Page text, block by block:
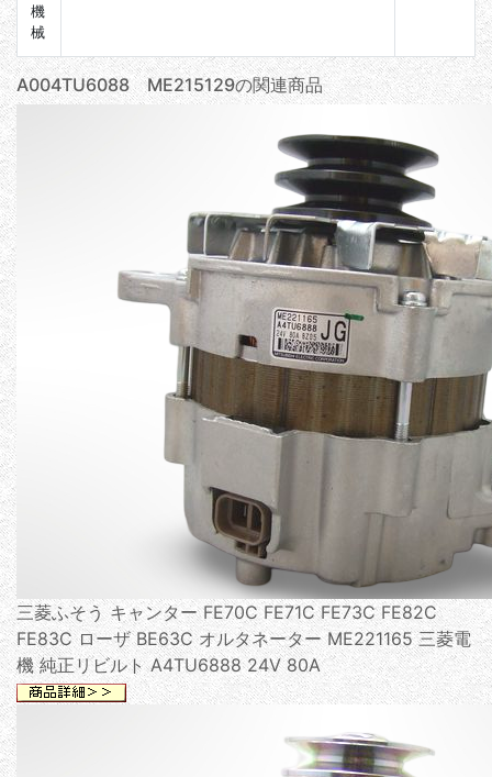
機
械
A004TU6088 ME215129の関連商品
三菱ふそう キャンター FE70C FE71C FE73C FE82C
FE83C ローザ BE63C オルタネーター ME221165 三菱電
機 純正リビルト A4TU6888 24V 80A